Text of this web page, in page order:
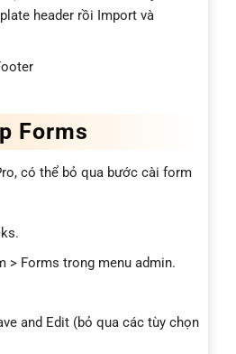
header rồi Import và
Forms
có thể bỏ qua bước cài form
> Forms trong menu admin.
and Edit (bỏ qua các tùy chọn